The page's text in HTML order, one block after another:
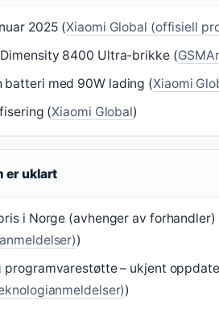
2025 (Xiaomi Global (offisiell
8400 Ultra-brikke (
batteri med 90W lading (Xiaomi
(Xiaomi Global)
er uklart
i Norge (avhenger av forhandler)
)
programvarestøtte – ukjent
)